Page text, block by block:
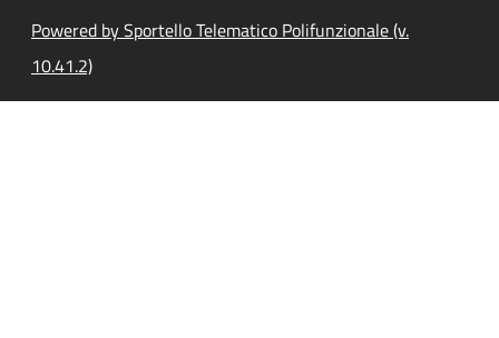
Powered by Sportello Telematico Polifunzionale (v.
10.41.2)